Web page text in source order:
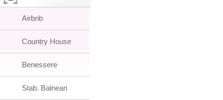
Airbnb
Country House
Benessere
Stab. Balneari